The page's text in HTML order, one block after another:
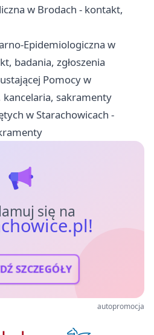
w Brodach - kontakt,
Epidemiologiczna w
badania, zgłoszenia
Pomocy w
kancelaria, sakramenty
w Starachowicach -
się na
SZCZEGÓŁY
autopromocja